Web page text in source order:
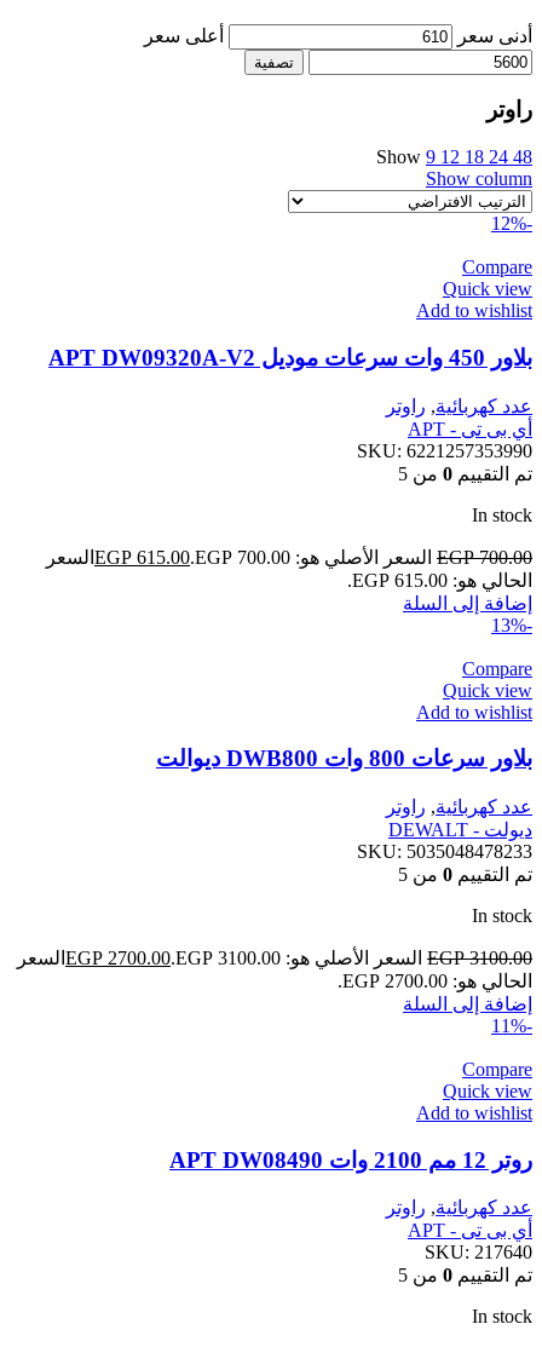
أدنى سعر أعلى سعر
تصفية
راوتر
Show 9 12 18 24 48
Show column
-12%
Compare
Quick view
Add to wishlist
بلاور 450 وات سرعات موديل APT DW09320A-V2
عدد كهربائية, راوتر
أي بى تى - APT
SKU: 6221257353990
تم التقييم 0 من 5
In stock
EGP700.00 السعر الأصلي هو: EGP 700.00. EGP 615.00
السعر
الحالي هو: EGP 615.00.
إضافة إلى السلة
-13%
Compare
Quick view
Add to wishlist
بلاور سرعات 800 وات DWB800 ديوالت
عدد كهربائية, راوتر
ديولت - DEWALT
SKU: 5035048478233
تم التقييم 0 من 5
In stock
EGP3100.00 السعر الأصلي هو: EGP 3100.00. EGP 2700.00
السعر
الحالي هو: EGP 2700.00.
إضافة إلى السلة
-11%
Compare
Quick view
Add to wishlist
روتر 12 مم 2100 وات APT DW08490
عدد كهربائية, راوتر
أي بى تى - APT
SKU: 217640
تم التقييم 0 من 5
In stock